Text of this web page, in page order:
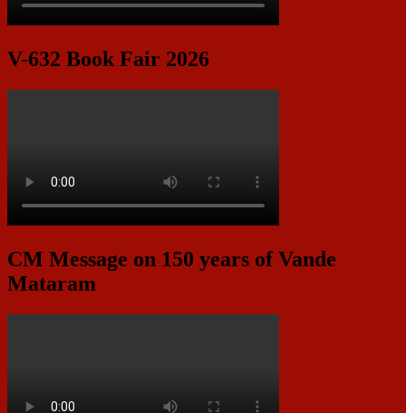
V-632 Book Fair 2026
CM Message on 150 years of Vande
Mataram